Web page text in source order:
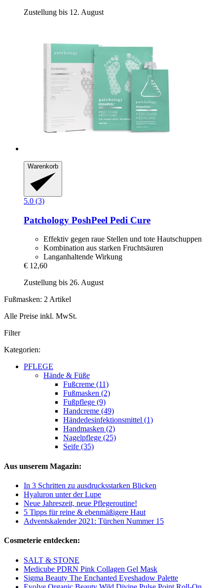
Zustellung bis 12. August
Warenkorb
5.0 (3)
Patchology PoshPeel Pedi Cure
Effektiv gegen raue Stellen und tote Hautschuppen
Kombination aus starken Fruchtsäuren
Langanhaltende Wirkung
€ 12,60
Zustellung bis 26. August
Fußmasken: 2 Artikel
Alle Preise inkl. MwSt.
Filter
Kategorien:
PFLEGE
Hände & Füße
Fußcreme (11)
Fußmasken (2)
Fußpflege (9)
Handcreme (49)
Händedesinfektionsmittel (1)
Handmasken (2)
Nagelpflege (25)
Seife (35)
Aus unserem Magazin:
In 3 Schritten zu ausdrucksstarken Blicken
Hyaluron unter der Lupe
Neue Jahreszeit, neue Pflegeroutine!
5 Tipps für reine & ebenmäßigere Haut
Adventskalender 2021: Türchen Nummer 15
Cosmeterie entdecken:
SALT & STONE
Medicube PDRN Pink Collagen Gel Mask
Sigma Beauty The Enchanted Eyeshadow Palette